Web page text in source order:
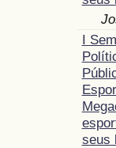
I
seus